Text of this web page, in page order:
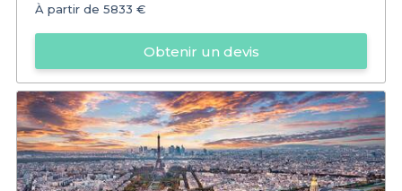
À partir de 5833 €
Obtenir un devis